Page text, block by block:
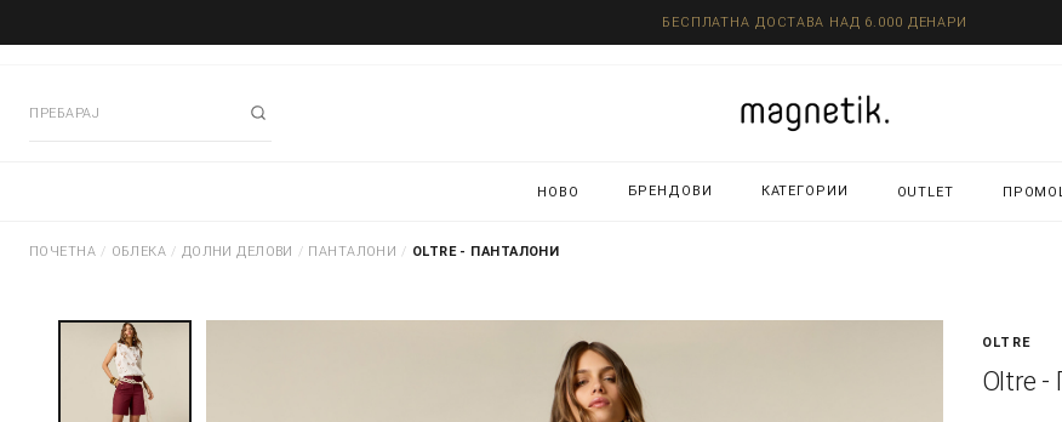
БЕСПЛАТНА ДОСТАВА НАД 6.000 ДЕНАРИ
НОВО БРЕНДОВИ КАТЕГОРИИ OUTLET
ПОЧЕТНА / ОБЛЕКА / ДОЛНИ ДЕЛОВИ / ПАНТАЛОНИ / OLTRE - ПАНТАЛОНИ
OLTRE
Oltre -